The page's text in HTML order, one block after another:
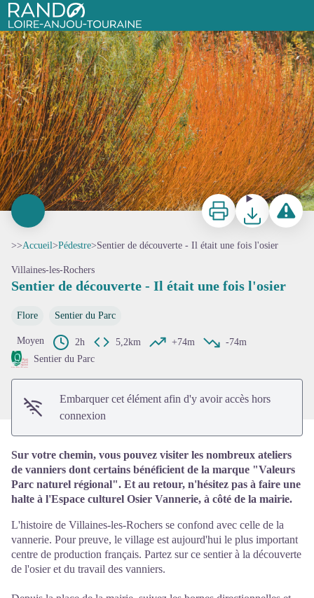
Rando Loire-Anjou-Touraine
Sentier de découverte - Il était une fois l'osier
ImprimerTéléchargerSignaler
>>Accueil>Pédestre>Sentier de découverte - Il était une fois l'osier
Villaines-les-Rochers
Sentier de découverte - Il était une fois l'osier
Flore Sentier du Parc
Moyen 2h 5,2km +74m
-74m
Sentier du Parc
Embarquer cet élément afin d'y avoir accès hors
connexion
Sur votre chemin, vous pouvez visiter les nombreux ateliers
de vanniers dont certains bénéficient de la marque "Valeurs
Parc naturel régional". Et au retour, n'hésitez pas à faire une
halte à l'Espace culturel Osier Vannerie, à côté de la mairie.
L'histoire de Villaines-les-Rochers se confond avec celle de la
vannerie. Pour preuve, le village est aujourd'hui le plus important
centre de production français. Partez sur ce sentier à la découverte
de l'osier et du travail des vanniers.